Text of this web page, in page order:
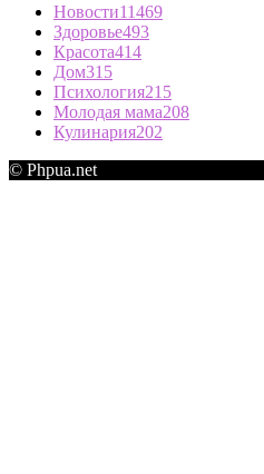
Новости11469
Здоровье493
Красота414
Дом315
Психология215
Молодая мама208
Кулинария202
© Phpua.net